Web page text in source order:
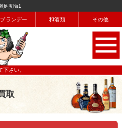
足度№1
ブランデー 和酒類 その他
さい。
取